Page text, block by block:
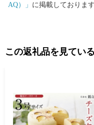
AQ）」 に掲載しておりま
この返礼品を見てい